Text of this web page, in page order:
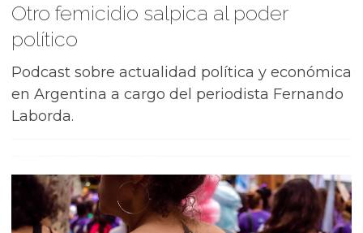
Otro femicidio salpica al poder
político
Podcast sobre actualidad política y económica
en Argentina a cargo del periodista Fernando
Laborda.